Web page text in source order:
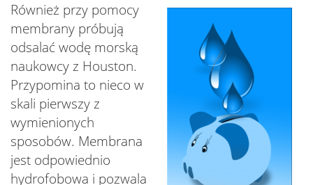
Również przy pomocy
membrany próbują
odsalać wodę morską
naukowcy z Houston.
Przypomina to nieco w
skali pierwszy z
wymienionych
sposobów. Membrana
jest odpowiednio
hydrofobowa i pozwala